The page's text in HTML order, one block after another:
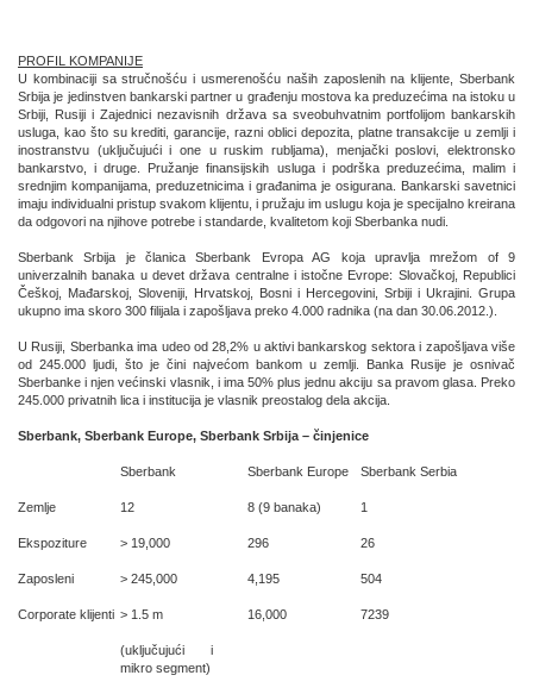
PROFIL KOMPANIJE
U kombinaciji sa stručnošću i usmerenošću naših zaposlenih na klijente, Sberbank
Srbija je jedinstven bankarski partner u građenju mostova ka preduzećima na istoku u
Srbiji, Rusiji i Zajednici nezavisnih država sa sveobuhvatnim portfolijom bankarskih
usluga, kao što su krediti, garancije, razni oblici depozita, platne transakcije u zemlji i
inostranstvu (uključujući i one u ruskim rubljama), menjački poslovi, elektronsko
bankarstvo, i druge. Pružanje finansijskih usluga i podrška preduzećima, malim i
srednjim kompanijama, preduzetnicima i građanima je osigurana. Bankarski savetnici
imaju individualni pristup svakom klijentu, i pružaju im uslugu koja je specijalno kreirana
da odgovori na njihove potrebe i standarde, kvalitetom koji Sberbanka nudi.
Sberbank Srbija je članica Sberbank Evropa AG koja upravlja mrežom of 9
univerzalnih banaka u devet država centralne i istočne Evrope: Slovačkoj, Republici
Češkoj, Mađarskoj, Sloveniji, Hrvatskoj, Bosni i Hercegovini, Srbiji i Ukrajini. Grupa
ukupno ima skoro 300 filijala i zapošljava preko 4.000 radnika (na dan 30.06.2012.).
U Rusiji, Sberbanka ima udeo od 28,2% u aktivi bankarskog sektora i zapošljava više
od 245.000 ljudi, što je čini najvećom bankom u zemlji. Banka Rusije je osnivač
Sberbanke i njen većinski vlasnik, i ima 50% plus jednu akciju sa pravom glasa. Preko
245.000 privatnih lica i institucija je vlasnik preostalog dela akcija.
Sberbank, Sberbank Europe, Sberbank Srbija – činjenice
Sberbank Sberbank Europe Sberbank Serbia
Zemlje 12 8 (9 banaka) 1
Ekspoziture > 19,000 296 26
Zaposleni > 245,000 4,195 504
Corporate klijenti > 1.5 m 16,000 7239
(uključujući i
mikro segment)